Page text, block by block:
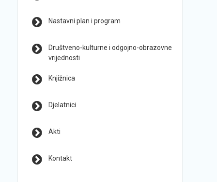
Nastavni plan i program
Društveno-kulturne i odgojno-obrazovne
vrijednosti
Knjižnica
Djelatnici
Akti
Kontakt